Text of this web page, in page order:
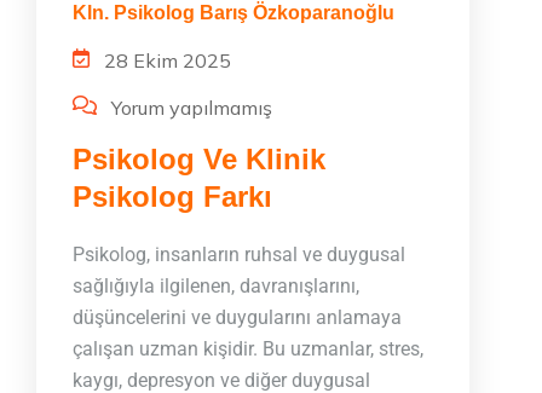
Kln. Psikolog Barış Özkoparanoğlu
28 Ekim 2025
Yorum yapılmamış
Psikolog Ve Klinik
Psikolog Farkı
Psikolog, insanların ruhsal ve duygusal
sağlığıyla ilgilenen, davranışlarını,
düşüncelerini ve duygularını anlamaya
çalışan uzman kişidir. Bu uzmanlar, stres,
kaygı, depresyon ve diğer duygusal